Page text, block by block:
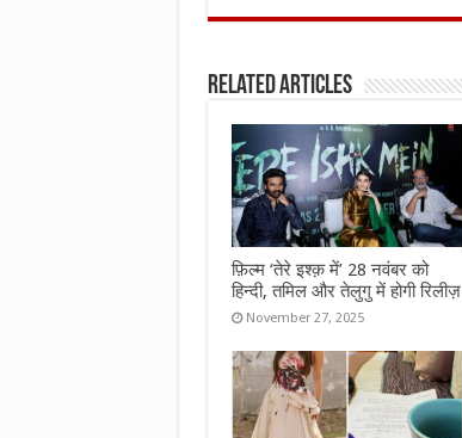
ce
o
o
k
it
r
at
A
p
p
ai
Related Articles
फ़िल्म ‘तेरे इश्क़ में’ 28 नवंबर को
हिन्दी, तमिल और तेलुगु में होगी रिलीज़
November 27, 2025